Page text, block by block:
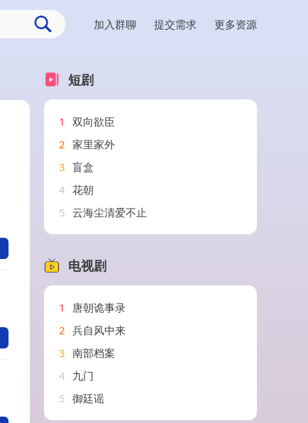
加入群聊 提交需求 更多资源
短剧
1
双向欲臣
2 家里家外
3 盲盒
4 花朝
5 云海尘清爱不止
电视剧
1
唐朝诡事录
2 兵自风中来
3 南部档案
4 九门
5 御廷谣